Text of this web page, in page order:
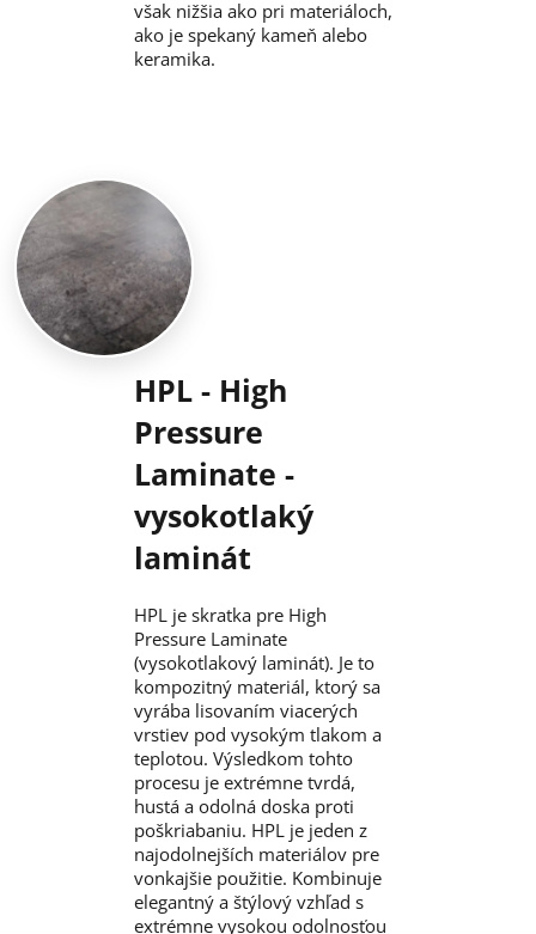
však nižšia ako pri materiáloch,
ako je spekaný kameň alebo
keramika.
HPL - High
Pressure
Laminate -
vysokotlaký
laminát
HPL je skratka pre High
Pressure Laminate
(vysokotlakový laminát). Je to
kompozitný materiál, ktorý sa
vyrába lisovaním viacerých
vrstiev pod vysokým tlakom a
teplotou. Výsledkom tohto
procesu je extrémne tvrdá,
hustá a odolná doska proti
poškriabaniu. HPL je jeden z
najodolnejších materiálov pre
vonkajšie použitie. Kombinuje
elegantný a štýlový vzhľad s
extrémne vysokou odolnosťou